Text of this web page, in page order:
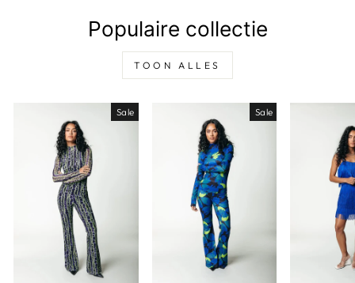
Populaire collectie
TOON ALLES
Sale Sale